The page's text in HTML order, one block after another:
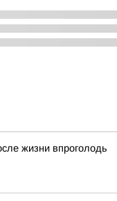
жизни впроголодь